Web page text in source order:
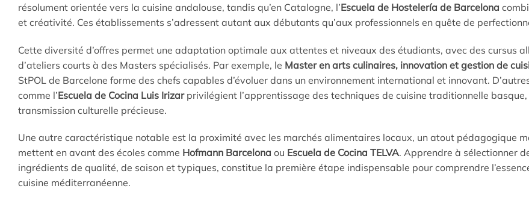
résolument orientée vers la cuisine andalouse, tandis qu’en Catalogne, l’Escuela de Hostelería de Barcelona
et créativité. Ces établissements s’adressent autant aux débutants qu’aux professionnels en quête de
Cette diversité d’offres permet une adaptation optimale aux attentes et niveaux des étudiants, avec des cursus
d’ateliers courts à des Masters spécialisés. Par exemple, le Master en arts culinaires, innovation et gestion de
StPOL de Barcelone forme des chefs capables d’évoluer dans un environnement international et innovant.
comme l’Escuela de Cocina Luis Irizarprivilégient l’apprentissage des techniques de cuisine traditionnelle basque,
transmission culturelle précieuse.
Une autre caractéristique notable est la proximité avec les marchés alimentaires locaux, un atout pédagogique
mettent en avant des écoles comme Hofmann Barcelona ou Escuela de Cocina TELVA. Apprendre à sélectionner
ingrédients de qualité, de saison et typiques, constitue la première étape indispensable pour comprendre
cuisine méditerranéenne.